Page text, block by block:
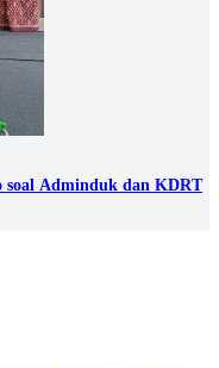
soal Adminduk dan KDRT